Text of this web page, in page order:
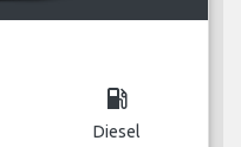
local_gas_station
Diesel